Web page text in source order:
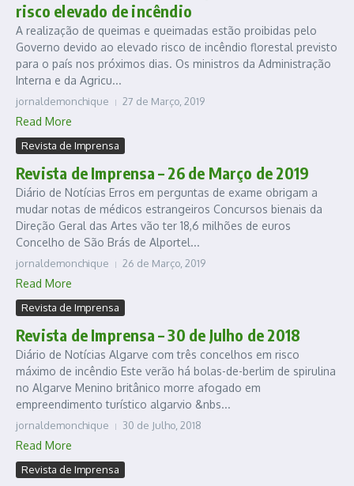
risco elevado de incêndio
A realização de queimas e queimadas estão proibidas pelo
Governo devido ao elevado risco de incêndio florestal previsto
para o país nos próximos dias. Os ministros da Administração
Interna e da Agricu...
jornaldemonchique 27 de Março, 2019
Read More
Revista de Imprensa
Revista de Imprensa – 26 de Março de 2019
Diário de Notícias Erros em perguntas de exame obrigam a
mudar notas de médicos estrangeiros Concursos bienais da
Direção Geral das Artes vão ter 18,6 milhões de euros
Concelho de São Brás de Alportel...
jornaldemonchique 26 de Março, 2019
Read More
Revista de Imprensa
Revista de Imprensa – 30 de Julho de 2018
Diário de Notícias Algarve com três concelhos em risco
máximo de incêndio Este verão há bolas-de-berlim de spirulina
no Algarve Menino britânico morre afogado em
empreendimento turístico algarvio &nbs...
jornaldemonchique 30 de Julho, 2018
Read More
Revista de Imprensa